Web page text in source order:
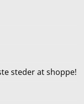
steder at shoppe!